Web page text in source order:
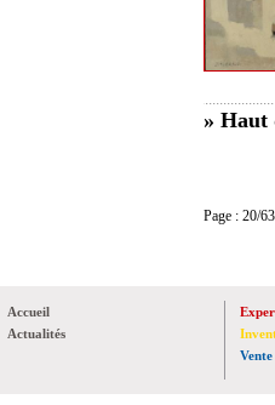
» Haut
Page :
Accueil
Actualités
Vente